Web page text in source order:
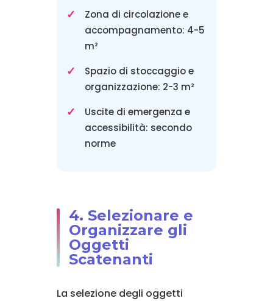
Zona di circolazione e
accompagnamento: 4-5
m²
Spazio di stoccaggio e
organizzazione: 2-3 m²
Uscite di emergenza e
accessibilità: secondo
norme
4. Selezionare e
Organizzare gli
Oggetti
Scatenanti
La selezione degli oggetti